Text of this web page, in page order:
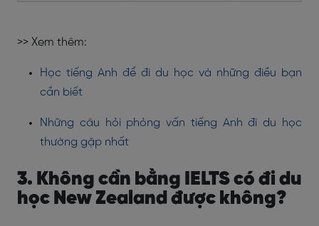
>> Xem thêm:
Học tiếng Anh để đi du học và những điều bạn
cần biết
Những câu hỏi phỏng vấn tiếng Anh đi du học
thường gặp nhất
3. Không cần bằng IELTS có đi du
học New Zealandđược không?